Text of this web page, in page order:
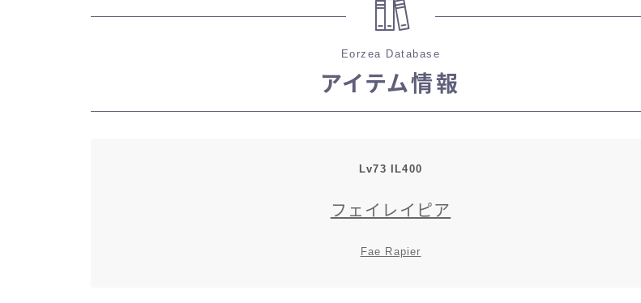
Eorzea Database
アイテム情報
Lv73 IL400
フェイレイピア
Fae Rapier